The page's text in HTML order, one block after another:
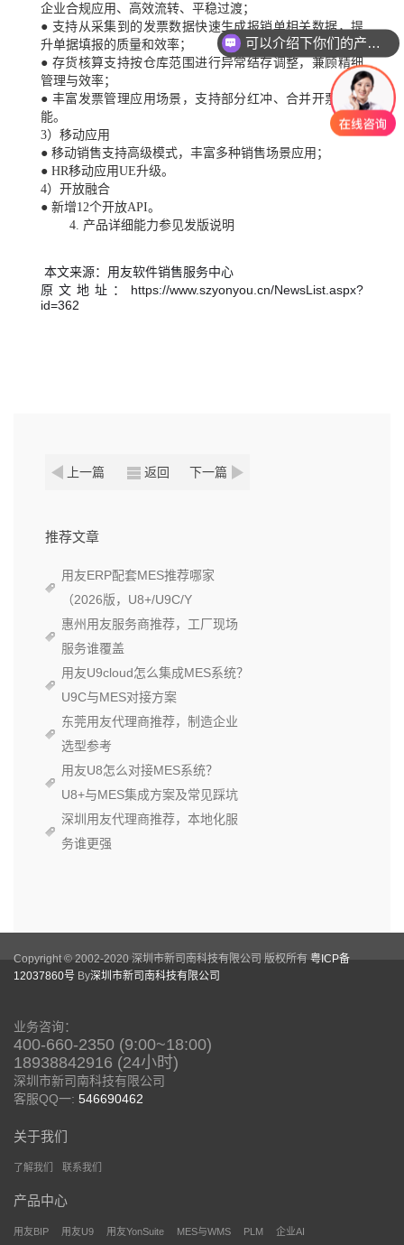
企业合规应用、高效流转、平稳过渡；
● 支持从采集到的发票数据快速生成报销单相关数据，提
升单据填报的质量和效率；
● 存货核算支持按仓库范围进行异常结存调整，兼顾精细
管理与效率；
● 丰富发票管理应用场景，支持部分红冲、合并开票等功
能。
3）移动应用
● 移动销售支持高级模式，丰富多种销售场景应用；
● HR移动应用UE升级。
4）开放融合
● 新增12个开放API。
4. 产品详细能力参见发版说明
本文来源：用友软件销售服务中心
原文地址：https://www.szyonyou.cn/NewsList.aspx?
id=362
上一篇 返回 下一篇
推荐文章
用友ERP配套MES推荐哪家
（2026版，U8+/U9C/Y
惠州用友服务商推荐，工厂现场
服务谁覆盖
用友U9cloud怎么集成MES系统？
U9C与MES对接方案
东莞用友代理商推荐，制造企业
选型参考
用友U8怎么对接MES系统？
U8+与MES集成方案及常见踩坑
深圳用友代理商推荐，本地化服
务谁更强
Copyright © 2002-2020 深圳市新司南科技有限公司 版权所有 粤ICP备
12037860号 By深圳市新司南科技有限公司
业务咨询：
400-660-2350 (9:00~18:00)
18938842916 (24小时)
深圳市新司南科技有限公司
客服QQ一: 546690462
关于我们
了解我们 联系我们
产品中心
用友BIP 用友U9 用友YonSuite MES与WMS PLM 企业AI
可以介绍下你们的产品么？